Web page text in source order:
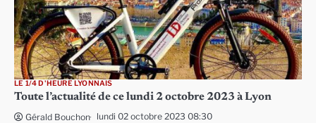
LE 1/4 D'HEURE LYONNAIS
Toute l’actualité de ce lundi 2 octobre 2023 à Lyon
Gérald Bouchon lundi 02 octobre 2023 08:30